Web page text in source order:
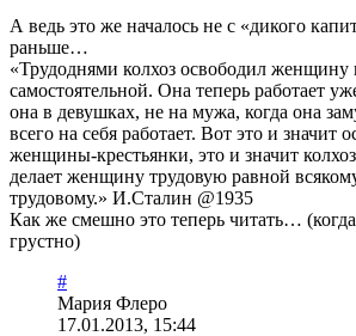
А ведь это же началось не с «дикого
раньше…
«Трудоднями колхоз освободил женщину
самостоятельной. Она теперь работает
она в девушках, не на мужа, когда она
всего на себя работает. Вот это и значит
женщины-крестьянки, это и значит
делает женщину трудовую равной
трудовому.» И.Сталин @1935
Как же смешно это теперь читать…
грустно)
#
Мария Флеро
17.01.2013, 15:44